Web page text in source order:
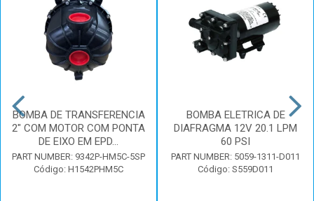
BOMBA DE TRANSFERENCIA
2" COM MOTOR COM PONTA
DE EIXO EM EPD...
PART NUMBER: 9342P-HM5C-5SP
Código: H1542PHM5C
BOMBA ELETRICA DE
DIAFRAGMA 12V 20.1 LPM
60 PSI
PART NUMBER: 5059-1311-D011
Código: S559D011